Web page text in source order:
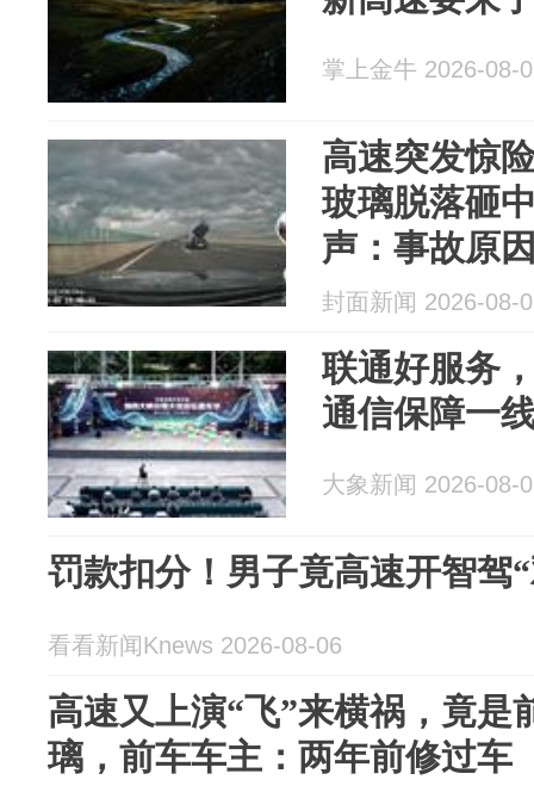
掌上金牛 2026-08-
高速突发惊
玻璃脱落砸
声：事故原
封面新闻 2026-08-
联通好服务
通信保障一
大象新闻 2026-08-
罚款扣分！男子竟高速开智驾
看看新闻Knews 2026-08-06
高速又上演“飞”来横祸，竟是
璃，前车车主：两年前修过车